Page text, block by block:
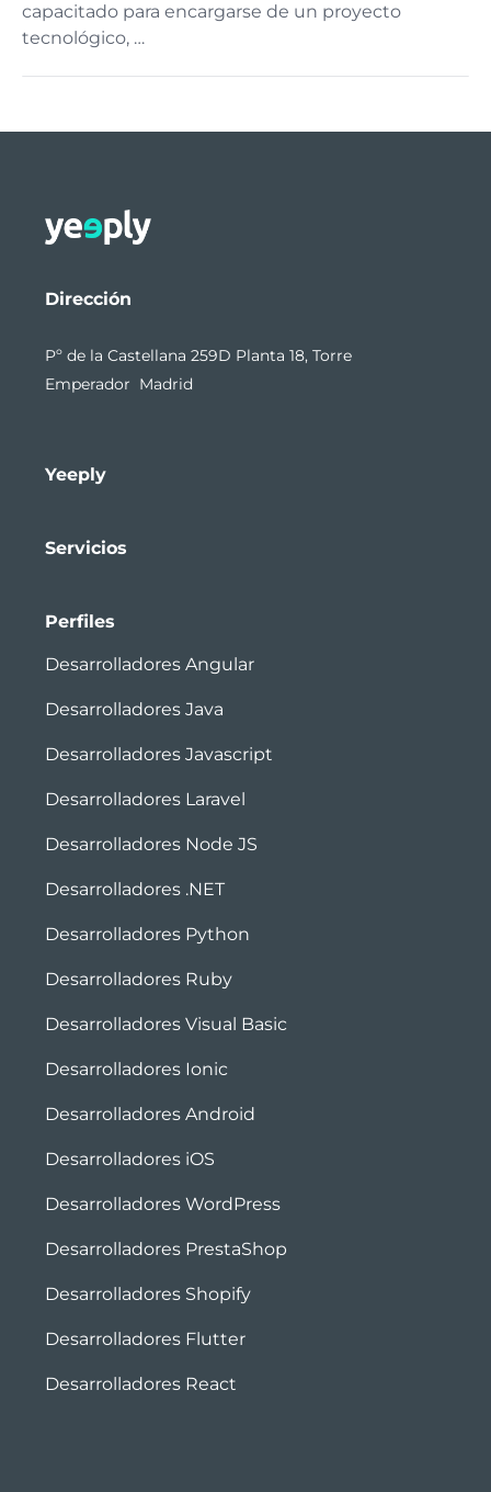
capacitado para encargarse de un proyecto
tecnológico, …
Dirección
Pº de la Castellana 259D Planta 18, Torre
Emperador Madrid
Yeeply
Servicios
Perfiles
Desarrolladores Angular
Desarrolladores Java
Desarrolladores Javascript
Desarrolladores Laravel
Desarrolladores Node JS
Desarrolladores .NET
Desarrolladores Python
Desarrolladores Ruby
Desarrolladores Visual Basic
Desarrolladores Ionic
Desarrolladores Android
Desarrolladores iOS
Desarrolladores WordPress
Desarrolladores PrestaShop
Desarrolladores Shopify
Desarrolladores Flutter
Desarrolladores React